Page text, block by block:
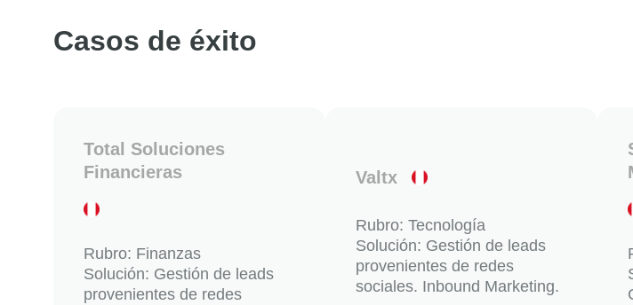
Casos de éxito
Total Soluciones
Financieras
Rubro: Finanzas
Solución: Gestión de leads
provenientes de redes
Valtx
Rubro: Tecnología
Solución: Gestión de leads
provenientes de redes
sociales. Inbound Marketing.